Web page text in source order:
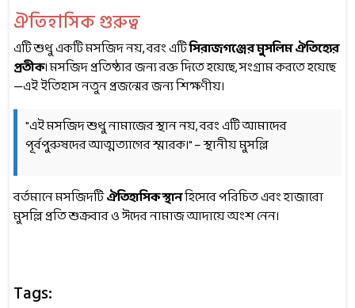
ঐতিহাসিক গুরুত্ব
এটি শুধু একটি মসজিদ নয়, বরং এটিসিরাজগঞ্জের মুসলিম ঐতিহ্যের
প্রতীক। মসজিদ প্রতিষ্ঠার জন্য রক্ত দিতে হয়েছে, সংগ্রাম করতে হয়েছে
—এই ইতিহাস নতুন প্রজন্মের জন্য শিক্ষণীয়।
"এই মসজিদ শুধু নামাজের স্থান নয়, বরং এটি আমাদের
পূর্বপুরুষদের আত্মত্যাগের স্মারক।" – স্থানীয় মুসল্লি
বর্তমানে মসজিদটিঐতিহাসিক স্থানহিসেবে পরিচিত এবং হাজারো
মুসল্লি প্রতি শুক্রবার ও ঈদের নামাজ আদায়ে অংশ নেন।
Tags: